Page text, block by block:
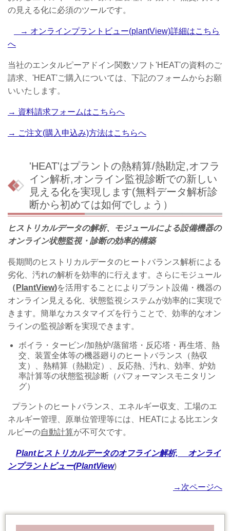
の見える化に必須のツールです。
→ オンラインプラントビュー(plantView)詳細はこちら
へ
当社のエンタルピーアドイン関数ソフト'HEAT'の資料のご
請求、'HEAT'ご購入については、下記のフォームからお願
いいたします。
→ 資料請求フォームはこちらへ
→ ご注文(購入申込み)方法はこちらへ
'HEAT'はプラントの熱精算/熱勘定,オフラ
イン解析,オンライン監視診断での新しい
見える化を実現します(無料データ解析診
断から初めては如何でしょう）
ヒストリカルデータの解析、モジュールによる設備機器の
オンライン状態監視・診断の効率的構築
長期間のヒストリカルデータのヒートバランス解析による
劣化、汚れの解析を効率的に行えます。さらにモジュール
（ PlantView)を活用することによりプラント設備・機器の
オンライン見える化、状態監視システムが効率的に実現で
きます。簡単なカスタマイズを行うことで、効率的なオン
ラインの監視診断を実現できます。
ボイラ・タービン/加熱炉/蒸留塔・反応塔・再生塔、熱
交、装置全体等の機器廻りのヒートバランス（熱収
支）、熱精算（熱勘定）、反応熱、汚れ、効率、炉効
率計算等の状態監視診断（パフォーマンスモニタリン
グ）
プラントのヒートバランス、エネルギー収支、工場のエ
ネルギー管理、原単位管理等には、HEATによる比エンタ
ルピーの自動計算が不可欠です。
Plantヒストリカルデータのオフライン解析,
オンライ
ンプラントビュー(PlantView)
→次ページへ